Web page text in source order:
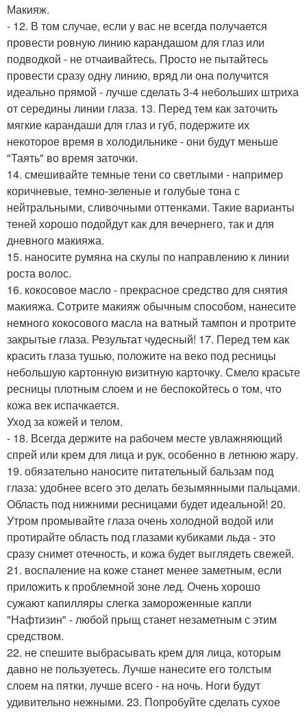
Макияж.
- 12. В том случае, если у вас не всегда получается
провести ровную линию карандашом для глаз или
подводкой - не отчаивайтесь. Просто не пытайтесь
провести сразу одну линию, вряд ли она получится
идеально прямой - лучше сделать 3-4 небольших штриха
от середины линии глаза. 13. Перед тем как заточить
мягкие карандаши для глаз и губ, подержите их
некоторое время в холодильнике - они будут меньше
"Таять" во время заточки.
14. смешивайте темные тени со светлыми - например
коричневые, темно-зеленые и голубые тона с
нейтральными, сливочными оттенками. Такие варианты
теней хорошо подойдут как для вечернего, так и для
дневного макияжа.
15. наносите румяна на скулы по направлению к линии
роста волос.
16. кокосовое масло - прекрасное средство для снятия
макияжа. Сотрите макияж обычным способом, нанесите
немного кокосового масла на ватный тампон и протрите
закрытые глаза. Результат чудесный! 17. Перед тем как
красить глаза тушью, положите на веко под ресницы
небольшую картонную визитную карточку. Смело красьте
ресницы плотным слоем и не беспокойтесь о том, что
кожа век испачкается.
Уход за кожей и телом.
- 18. Всегда держите на рабочем месте увлажняющий
спрей или крем для лица и рук, особенно в летнюю жару.
19. обязательно наносите питательный бальзам под
глаза: удобнее всего это делать безымянными пальцами.
Область под нижними ресницами будет идеальной! 20.
Утром промывайте глаза очень холодной водой или
протирайте область под глазами кубиками льда - это
сразу снимет отечность, и кожа будет выглядеть свежей.
21. воспаление на коже станет менее заметным, если
приложить к проблемной зоне лед. Очень хорошо
сужают капилляры слегка замороженные капли
"Нафтизин" - любой прыщ станет незаметным с этим
средством.
22. не спешите выбрасывать крем для лица, которым
давно не пользуетесь. Лучше нанесите его толстым
слоем на пятки, лучше всего - на ночь. Ноги будут
удивительно нежными. 23. Попробуйте сделать сухое